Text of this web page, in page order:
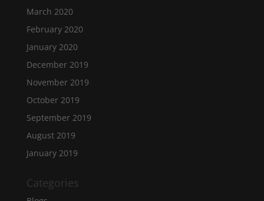
March 2020
February 2020
January 2020
December 2019
November 2019
October 2019
September 2019
August 2019
January 2019
Categories